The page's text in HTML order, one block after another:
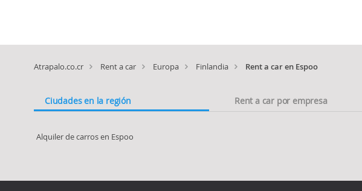
Atrapalo.co.cr Rent a car Europa Finlandia Rent a car en Espoo
Ciudades en la región Rent a car por empresa
Alquiler de carros en Espoo